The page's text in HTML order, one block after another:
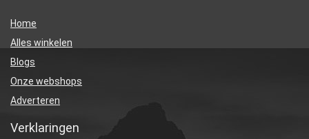
Home
Alles winkelen
Blogs
Onze webshops
Adverteren
Verklaringen